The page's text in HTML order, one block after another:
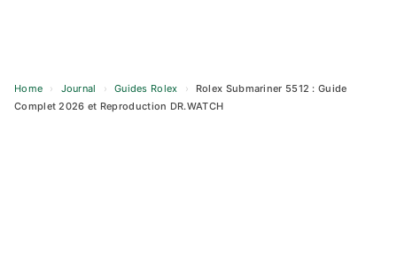
Home › Journal › Guides Rolex ›
Rolex Submariner 5512 : Guide
Complet 2026 et Reproduction DR.WATCH